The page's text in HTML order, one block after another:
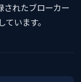
れたブローカー
います。